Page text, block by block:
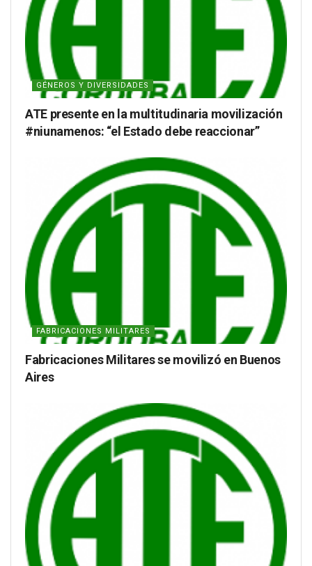
GÉNEROS Y DIVERSIDADES
ATE presente en la multitudinaria movilización
#niunamenos: “el Estado debe reaccionar”
FABRICACIONES MILITARES
Fabricaciones Militares se movilizó en Buenos
Aires